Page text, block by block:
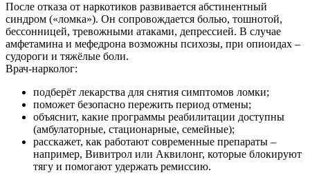
После отказа от наркотиков развивается абстинентный
синдром («ломка»). Он сопровождается болью, тошнотой,
бессонницей, тревожными атаками, депрессией. В случае
амфетамина и мефедрона возможны психозы, при опиоидах –
судороги и тяжёлые боли.
Врач-нарколог:
подберёт лекарства для снятия симптомов ломки;
поможет безопасно пережить период отмены;
объяснит, какие программы реабилитации доступны
(амбулаторные, стационарные, семейные);
расскажет, как работают современные препараты –
например, Вивитрол или Аквилонг, которые блокируют
тягу и помогают удержать ремиссию.